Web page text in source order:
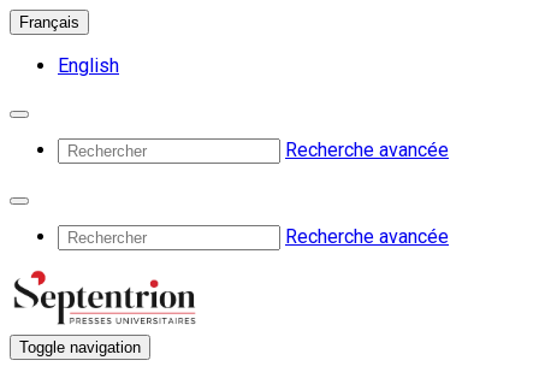
Français
English
Recherche avancée
Recherche avancée
Toggle navigation